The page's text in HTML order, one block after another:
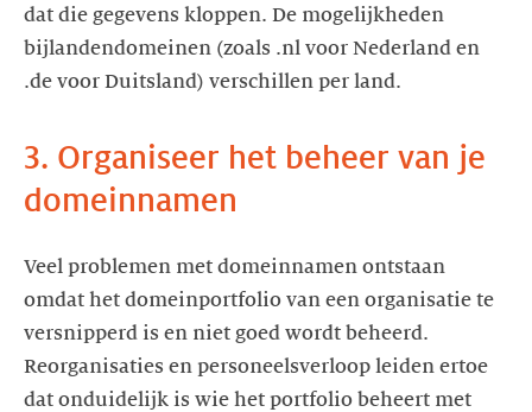
dat die gegevens kloppen. De mogelijkheden
bijlandendomeinen (zoals .nl voor Nederland en
3. Organiseer het beheer van je
domeinnamen
Veel problemen met domeinnamen ontstaan
omdat het domeinportfolio van een organisatie te
versnipperd is en niet goed wordt beheerd.
Reorganisaties en personeelsverloop leiden ertoe
dat onduidelijk is wie het portfolio beheert met